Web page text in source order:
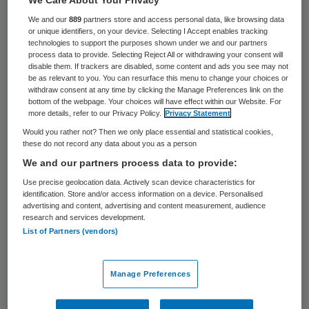
Een fusie tussen farmaceut Pfizer en
branchegenoot Allergan lijkt aanstaande.
Volgens ingewijden bevinden de eerder
aangekondigde verkennende gesprekken
zich in een vergevorderd stadium. Pfizer
zou daarbij bereid zijn tot 150 miljard dollar
(140 miljard euro) te willen betalen voor
Allergan.
Volgens de bronnen zal de deal komende
maandag worden aangekondigd. De
discussie die nog wordt gevoerd, gaat over
de exacte prijs per aandeel.
Als Pfizer, dat onder meer bekend is van
We and our889 partners store and access personal data, like browsing data
or unique identifiers, on your device. Selecting I Accept enables tracking
technologies to support the purposes shown under we and our partners
process data to provide. Selecting Reject All or withdrawing your consent will
disable them. If trackers are disabled, some content and ads you see may not
be as relevant to you. You can resurface this menu to change your choices or
withdraw consent at any time by clicking the Manage Preferences link on the
bottom of the webpage. Your choices will have effect within our Website. For
more details, refer to our Privacy Policy.
Privacy Statement
Would you rather not? Then we only place essential and statistical cookies,
these do not record any data about you as a person
We and our partners process data to provide:
Use precise geolocation data. Actively scan device characteristics for
identification. Store and/or access information on a device. Personalised
advertising and content, advertising and content measurement, audience
research and services development.
List of Partners (vendors)
Manage Preferences